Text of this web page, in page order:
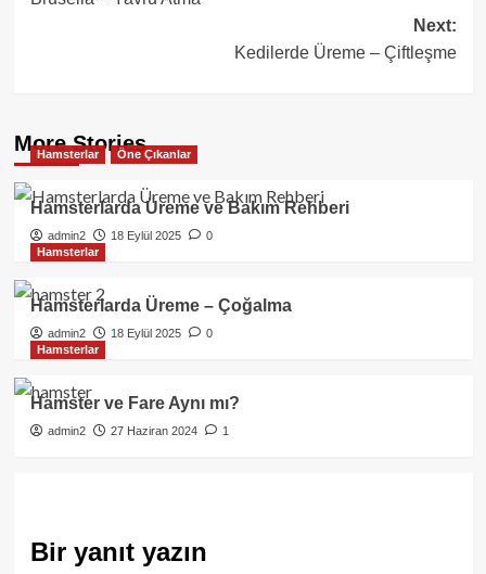
navigation
Next:
Kedilerde Üreme – Çiftleşme
More Stories
Hamsterlar Öne Çıkanlar
Hamsterlarda Üreme ve Bakım Rehberi
admin2 18 Eylül 2025
0
Hamsterlar
Hamsterlarda Üreme – Çoğalma
admin2 18 Eylül 2025
0
Hamsterlar
Hamster ve Fare Aynı mı?
admin2 27 Haziran 2024 1
Bir yanıt yazın